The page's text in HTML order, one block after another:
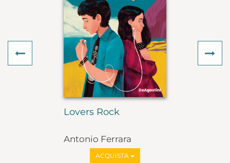
Lovers Rock
Antonio Ferrara
ACQUISTA
Previous